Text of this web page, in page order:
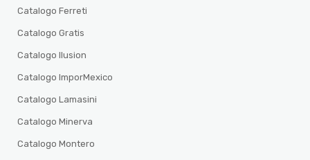
Catalogo Ferreti
Catalogo Gratis
Catalogo Ilusion
Catalogo ImporMexico
Catalogo Lamasini
Catalogo Minerva
Catalogo Montero